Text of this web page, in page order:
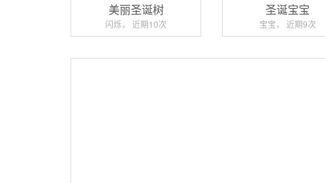
美丽圣诞树
闪烁， 近期10次
圣诞宝宝
宝宝， 近期9次